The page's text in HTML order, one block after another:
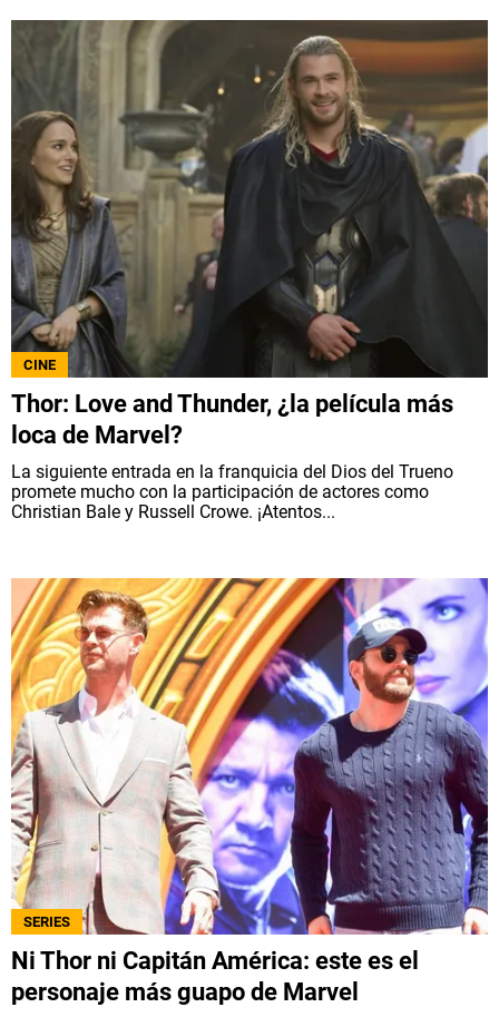
CINE
Thor: Love and Thunder, ¿la película más
loca de Marvel?
La siguiente entrada en la franquicia del Dios del Trueno
promete mucho con la participación de actores como
Christian Bale y Russell Crowe. ¡Atentos...
SERIES
Ni Thor ni Capitán América: este es el
personaje más guapo de Marvel